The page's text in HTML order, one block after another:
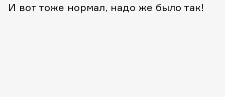
И вот тоже нормал, надо же было так!